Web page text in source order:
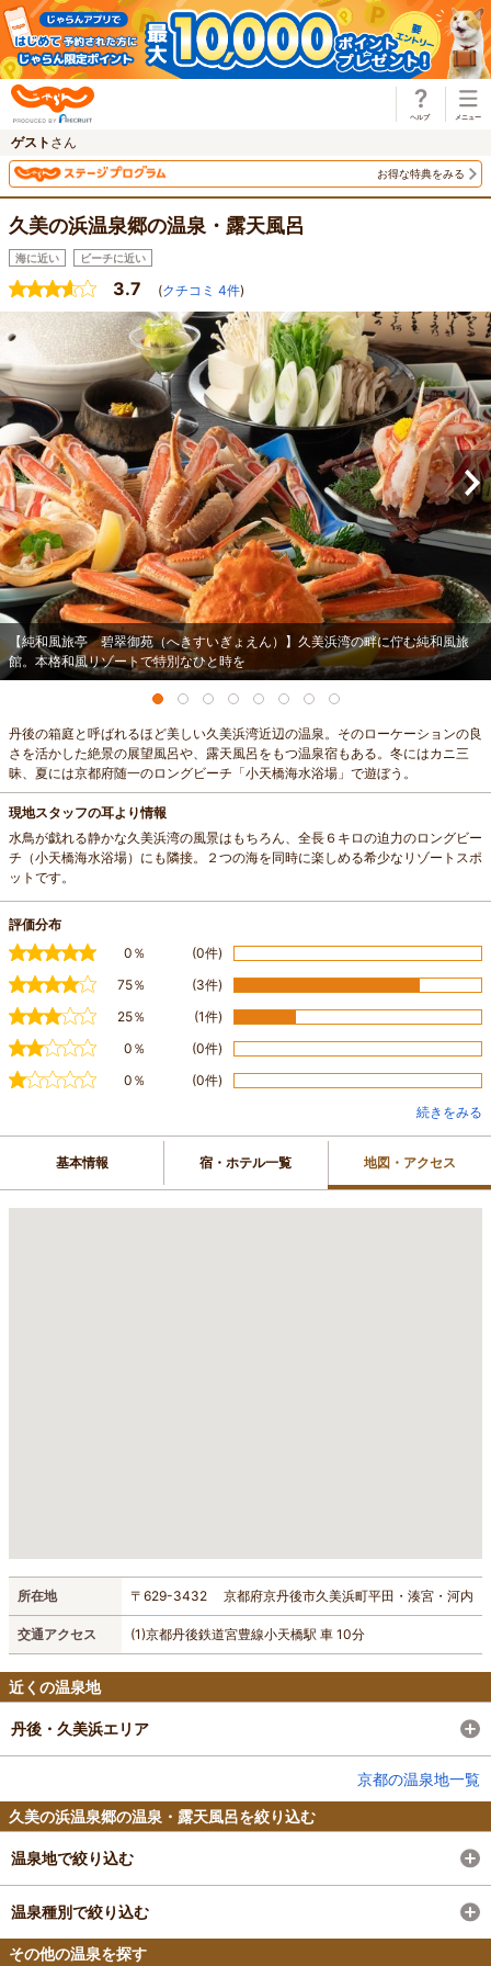
ゲスト さん
お得な特典をみる
久美の浜温泉郷の温泉・露天風呂
海に近い ビーチに近い
3.7 (クチコミ 4件)
【純和風旅亭 碧翠御苑（へきすいぎょえん）】久美浜湾の畔に佇む純和風旅
館。本格和風リゾートで特別なひと時を
丹後の箱庭と呼ばれるほど美しい久美浜湾近辺の温泉。そのローケーションの良
さを活かした絶景の展望風呂や、露天風呂をもつ温泉宿もある。冬にはカニ三
昧、夏には京都府随一のロングビーチ「小天橋海水浴場」で遊ぼう。
現地スタッフの耳より情報
水鳥が戯れる静かな久美浜湾の風景はもちろん、全長６キロの迫力のロングビー
チ（小天橋海水浴場）にも隣接。２つの海を同時に楽しめる希少なリゾートスポ
ットです。
評価分布
0％
(0件)
75％
(3件)
25％
(1件)
0％
(0件)
0％
(0件)
続きをみる
基本情報 宿・ホテル一覧 地図・アクセス
所在地 〒629-3432 京都府京丹後市久美浜町平田・湊宮・河内
交通アクセス (1)京都丹後鉄道宮豊線小天橋駅 車 10分
近くの温泉地
丹後・久美浜エリア
京都の温泉地一覧
久美の浜温泉郷の温泉・露天風呂を絞り込む
温泉地で絞り込む
温泉種別で絞り込む
その他の温泉を探す